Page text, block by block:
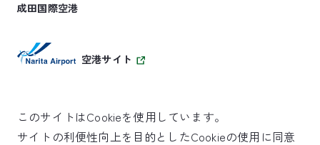
成田国際空港
空港サイト
このサイトはCookieを使用しています。
サイトの利便性向上を目的としたCookieの使用に同意